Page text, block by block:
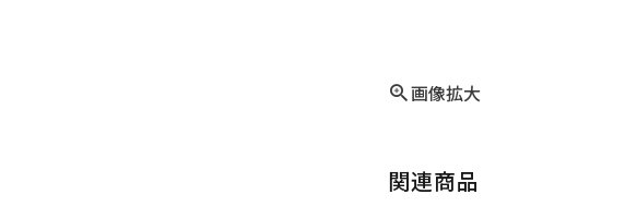
画像拡大
関連商品